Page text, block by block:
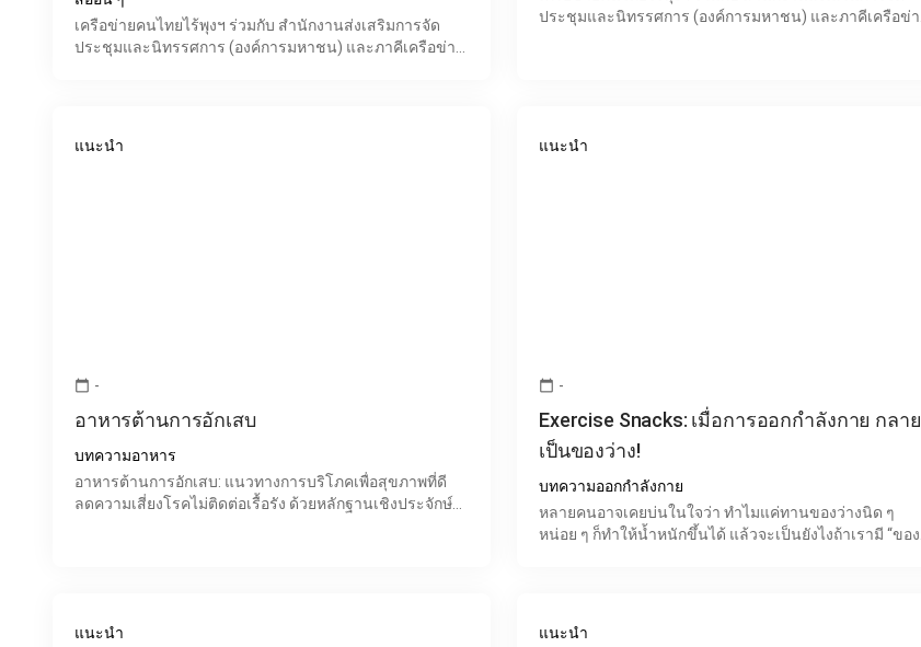
เครือข่ายคนไทยไร้พุงฯ ร่วมกับ สำนักงานส่งเสริมการจัด
ประชุมและนิทรรศการ (องค์การมหาชน) และภาคีเครือข่าย
ประชุมและนิทรรศการ (องค์การมหาชน) และภาคีเครือข่าย
แนะนำ
calendar_today -
อาหารต้านการอักเสบ
บทความอาหาร
อาหารต้านการอักเสบ: แนวทางการบริโภคเพื่อสุขภาพที่ดี
ลดความเสี่ยงโรคไม่ติดต่อเรื้อรัง ด้วยหลักฐานเชิงประจักษ์
แนะนำ
calendar_today -
Exercise Snacks: เมื่อการออกกำลังกาย กลาย
เป็นของว่าง!
บทความออกกำลังกาย
หลายคนอาจเคยบ่นในใจว่า ทำไมแค่ทานของว่างนิด ๆ
หน่อย ๆ ก็ทำให้น้ำหนักขึ้นได้ แล้วจะเป็นยังไงถ้าเรามี “ของ
แนะนำ แนะนำ